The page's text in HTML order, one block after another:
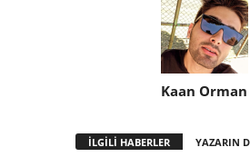
Kaan Orman
İLGİLİ HABERLER YAZARIN